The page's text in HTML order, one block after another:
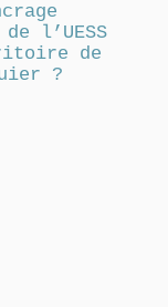
l’UESS
de
?